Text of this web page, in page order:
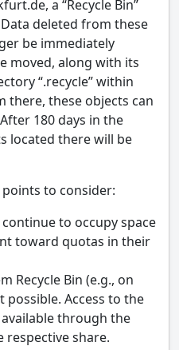
a “Recycle Bin”
deleted from these
be immediately
moved, along with its
“.recycle” within
there, these objects can
180 days in the
located there will be
to consider:
to occupy space
toward quotas in their
Recycle Bin (e.g., on
possible. Access to the
available through the
respective share.